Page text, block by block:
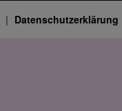
Datenschutz­erklärung